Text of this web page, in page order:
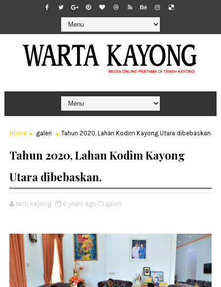
Home galeri Tahun 2020, Lahan Kodim Kayong Utara dibebaskan.
Tahun 2020, Lahan Kodim Kayong
Utara dibebaskan.
tacb kayong 6 years ago galeri,